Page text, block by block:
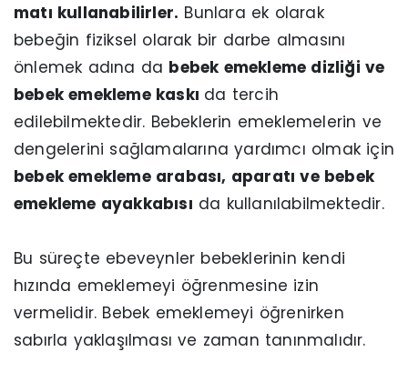
matı kullanabilirler. Bunlara ek olarak
bebeğin fiziksel olarak bir darbe almasını
önlemek adına da bebek emekleme dizliği ve
bebek emekleme kaskı da tercih
edilebilmektedir. Bebeklerin emeklemelerin ve
dengelerini sağlamalarına yardımcı olmak için
bebek emekleme arabası, aparatı ve bebek
emekleme ayakkabısı da kullanılabilmektedir.
Bu süreçte ebeveynler bebeklerinin kendi
hızında emeklemeyi öğrenmesine izin
vermelidir. Bebek emeklemeyi öğrenirken
sabırla yaklaşılması ve zaman tanınmalıdır.